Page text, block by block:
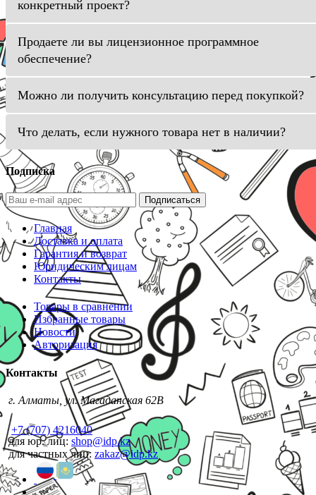
конкретный проект?
Продаете ли вы лицензионное программное
обеспечение?
Можно ли получить консультацию перед покупкой?
Что делать, если нужного товара нет в наличии?
Подписка
Подписаться
Главная
Доставка и оплата
Гарантия и возврат
Юридическим лицам
Контакты
Товары в сравнении
Избранные товары
Новости
Авторизация
Контакты
г. Алматы, ул. Магаданская 62В
+7 (707) 4216040
для юр. лиц: shop@idp.kz
для частных лиц: zakaz@idp.kz